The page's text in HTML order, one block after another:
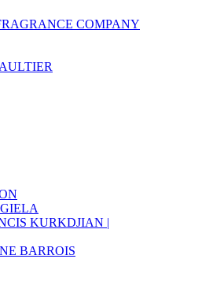
COMPANY
KURKDJIAN |
BARROIS